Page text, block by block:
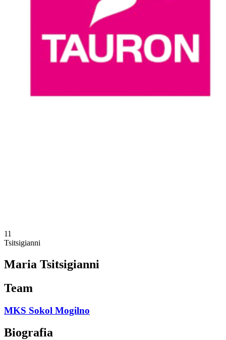
11
Tsitsigianni
Maria Tsitsigianni
Team
MKS Sokol Mogilno
Biografia